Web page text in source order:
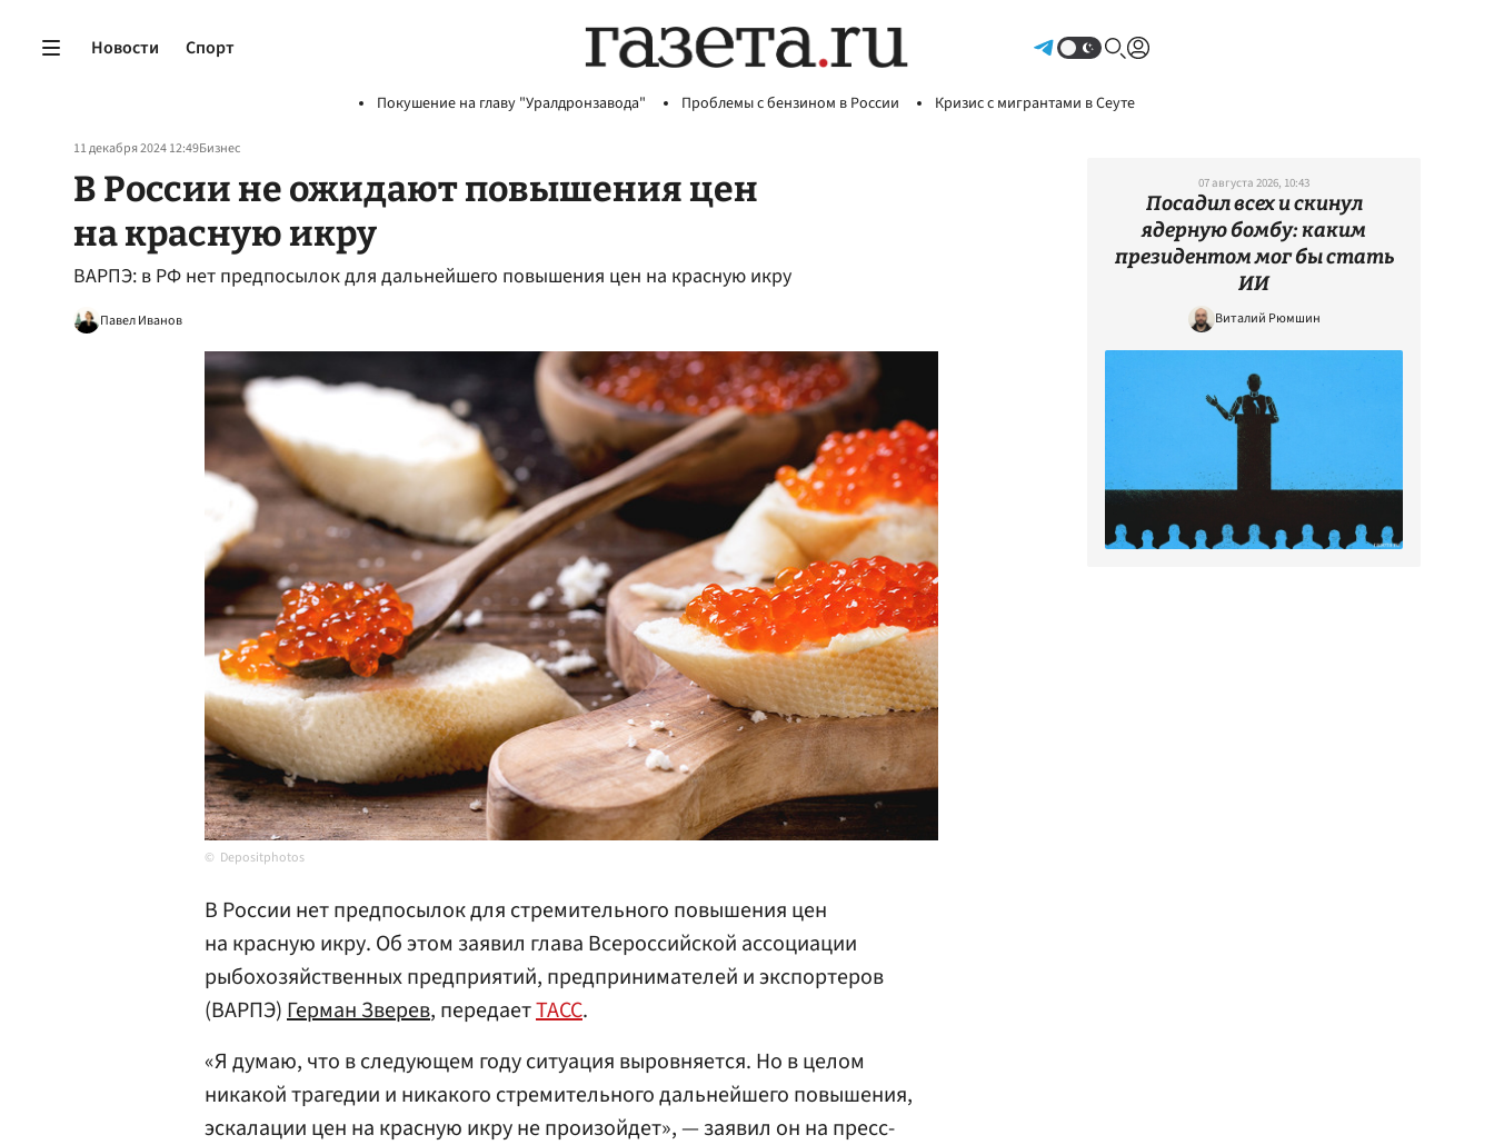
Новости Спорт
Покушение на главу "Уралдронзавода" Проблемы с бензином в России Кризис с мигрантами в Сеуте
11 декабря 2024 12:49Бизнес
В России не ожидают повышения цен
на красную икру
ВАРПЭ: в РФ нет предпосылок для дальнейшего повышения цен на красную икру
Павел Иванов
Depositphotos
В России нет предпосылок для стремительного повышения цен
на красную икру. Об этом заявил глава Всероссийской ассоциации
рыбохозяйственных предприятий, предпринимателей и экспортеров
(ВАРПЭ)Герман Зверев, передаетТАСС.
«Я думаю, что в следующем году ситуация выровняется. Но в целом
никакой трагедии и никакого стремительного дальнейшего повышения,
эскалации цен на красную икру не произойдет», — заявил он на пресс-
07 августа 2026, 10:43
Посадил всех и скинул
ядерную бомбу: каким
президентом мог бы стать
ИИ
Виталий Рюмшин